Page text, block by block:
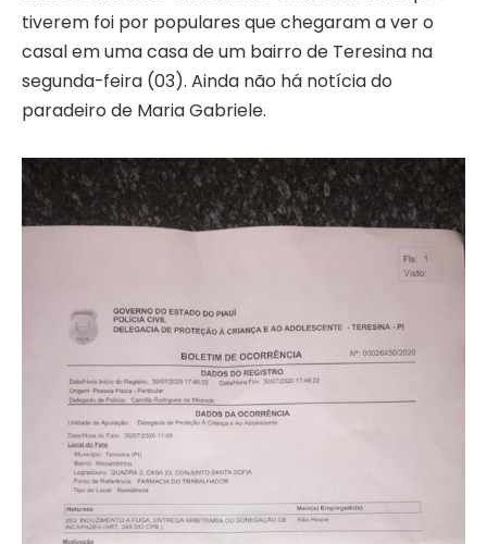
tiverem foi por populares que chegaram a ver o
casal em uma casa de um bairro de Teresina na
segunda-feira (03). Ainda não há notícia do
paradeiro de Maria Gabriele.